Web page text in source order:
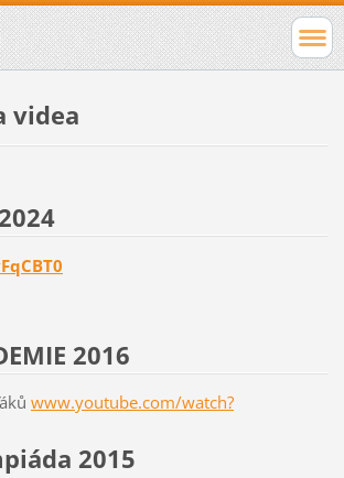
videa
2016
www.youtube.com/watch?
2015